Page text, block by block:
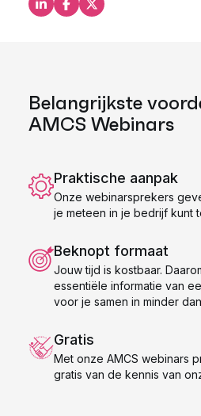
Deel dit op LinkedIn
Deel dit op Facebook
Deel dit op X
Belangrijkste
AMCS Webinars
Praktische aanpak
Onze webinarsprekers
je meteen in je bedrijf kunt
Beknopt formaat
Jouw tijd is kostbaar.
essentiële informatie van
voor je samen in minder
Gratis
Met onze AMCS webinars
gratis van de kennis van